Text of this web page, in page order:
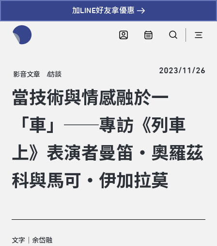
加LINE好友拿優惠
影音文章 訪談 2023/11/26
當技術與情感融於一
「車」──專訪《列車
上》表演者曼笛‧奧羅茲
科與馬可‧伊加拉莫
文字｜余岱融